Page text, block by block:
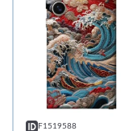
F1519588